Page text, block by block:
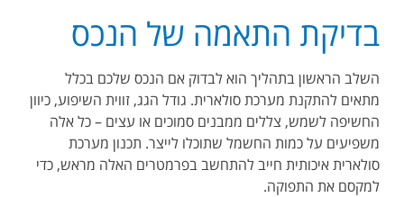
בדיקת התאמה של הנכס
השלב הראשון בתהליך הוא לבדוק אם הנכס שלכם בכלל
מתאים להתקנת מערכת סולארית. גודל הגג, זווית השיפוע, כיוון
החשיפה לשמש, צללים ממבנים סמוכים או עצים – כל אלה
משפיעים על כמות החשמל שתוכלו לייצר. תכנון מערכת
סולארית איכותית חייב להתחשב בפרמטרים האלה מראש, כדי
למקסם את התפוקה.